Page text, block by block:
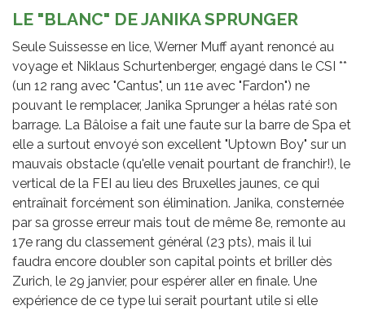
LE "BLANC" DE JANIKA SPRUNGER
Seule Suissesse en lice, Werner Muff ayant renoncé au
voyage et Niklaus Schurtenberger, engagé dans le CSI **
(un 12 rang avec "Cantus", un 11e avec "Fardon") ne
pouvant le remplacer, Janika Sprunger a hélas raté son
barrage. La Bâloise a fait une faute sur la barre de Spa et
elle a surtout envoyé son excellent "Uptown Boy" sur un
mauvais obstacle (qu'elle venait pourtant de franchir!), le
vertical de la FEI au lieu des Bruxelles jaunes, ce qui
entraînait forcément son élimination. Janika, consternée
par sa grosse erreur mais tout de même 8e, remonte au
17e rang du classement général (23 pts), mais il lui
faudra encore doubler son capital points et briller dès
Zurich, le 29 janvier, pour espérer aller en finale. Une
expérience de ce type lui serait pourtant utile si elle